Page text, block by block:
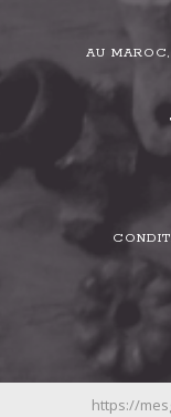
AU
https://